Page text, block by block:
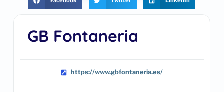
GB Fontaneria
https://www.gbfontaneria.es/